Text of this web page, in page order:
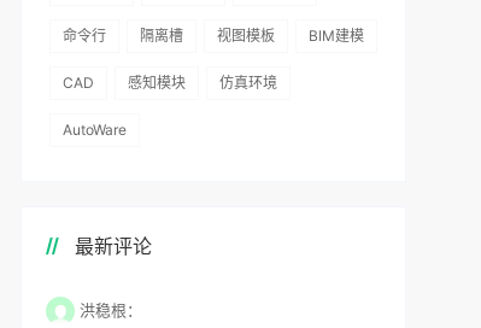
命令行 隔离槽 视图模板 BIM建模
CAD 感知模块 仿真环境
AutoWare
最新评论
洪稳根：